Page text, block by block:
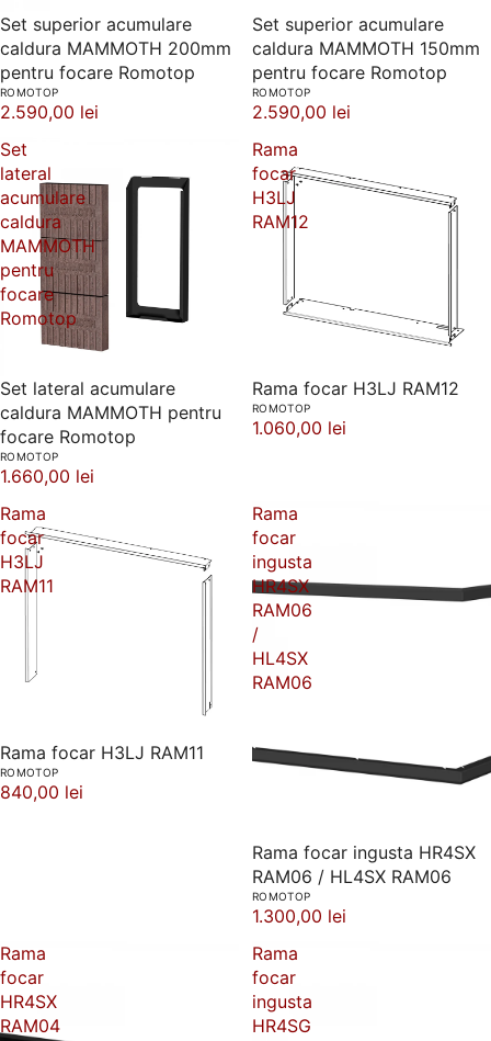
Set superior acumulare
caldura MAMMOTH 200mm
pentru focare Romotop
ROMOTOP
2.590,00 lei
Set superior acumulare
caldura MAMMOTH 150mm
pentru focare Romotop
ROMOTOP
2.590,00 lei
Set
lateral
acumulare
caldura
MAMMOTH
pentru
focare
Romotop
Set lateral acumulare
caldura MAMMOTH pentru
focare Romotop
ROMOTOP
1.660,00 lei
Rama
focar
H3LJ
RAM12
Rama focar H3LJ RAM12
ROMOTOP
1.060,00 lei
Rama
focar
H3LJ
RAM11
Rama focar H3LJ RAM11
ROMOTOP
840,00 lei
Rama
focar
ingusta
HR4SX
RAM06
/
HL4SX
RAM06
Rama focar ingusta HR4SX
RAM06 / HL4SX RAM06
ROMOTOP
1.300,00 lei
Rama
focar
HR4SX
RAM04
Rama
focar
ingusta
HR4SG